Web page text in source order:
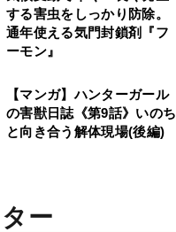
する害虫をしっかり防除。
通年使える気門封鎖剤『フ
ーモン』
【マンガ】ハンターガール
の害獣日誌《第9話》いのち
と向き合う解体現場(後編)
ー